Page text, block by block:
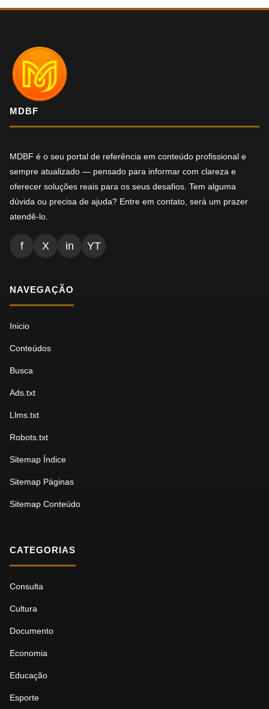
MDBF
MDBF é o seu portal de referência em conteúdo profissional e
sempre atualizado — pensado para informar com clareza e
oferecer soluções reais para os seus desafios. Tem alguma
dúvida ou precisa de ajuda? Entre em contato, será um prazer
atendê-lo.
f X in YT
NAVEGAÇÃO
Inicio
Conteúdos
Busca
Ads.txt
Llms.txt
Robots.txt
Sitemap Índice
Sitemap Páginas
Sitemap Conteúdo
CATEGORIAS
Consulta
Cultura
Documento
Economia
Educação
Esporte